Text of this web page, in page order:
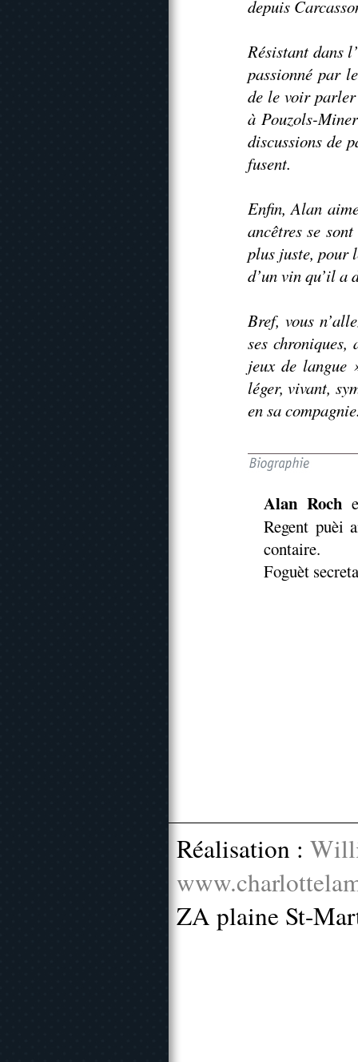
depuis
Résistant dans
passionné par
de le voir
à Pouzols-
discussions de
fusent.
Enfin, Alan
ancêtres se
plus juste, pour
d’un vin qu’il a
Bref, vous
ses
jeux de langue
léger, vivant,
en sa
Alan Roch
Regent puèi
contaire.
Foguèt
Réalisation :
ZA plaine St-